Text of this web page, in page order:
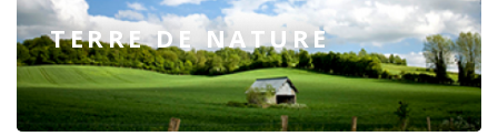
TERRE DE NATURE